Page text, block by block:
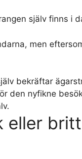
själv finns i
men
bekräftar
den nyfikne
eller